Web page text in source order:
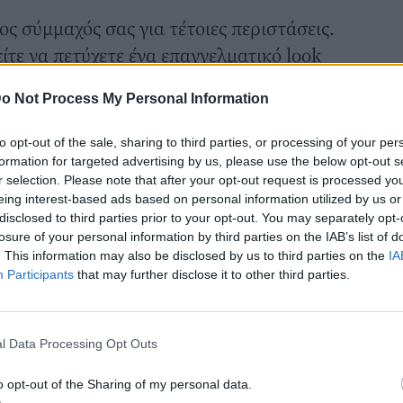
Not Process My Personal Information
opt-out of the sale, sharing to third parties, or processing of your
for targeted advertising by us, please use the below opt-out
selection. Please note that after your opt-out request is processed
interest-based ads based on personal information utilized by us
to third parties prior to your opt-out. You may separately
of your personal information by third parties on the IAB’s list of
This information may also be disclosed by us to third parties on the
Participants that may further disclose it to other third parties.
Data Processing Opt Outs
opt-out of the Sharing of my personal data.
σύμμαχός σας για τέτοιες περιστάσεις.
να πετύχετε ένα επαγγελματικό look
του γραφείου και ταυτόχρονα να
έξοδο.
ο κρυμμένος άσος στο μανίκι της,
Από μόνα τους αποτελούν ένα
ζευγάρι παπούτσια και μια τσάντα και
τέσσερα φορέματα από τη
που συνδυάζουν επαγγελματισμό και
για να εξασφαλίσετε μια
και ένα chic outfit για τη βραδινή
μοντέρνες λεπτομέρειες, τα